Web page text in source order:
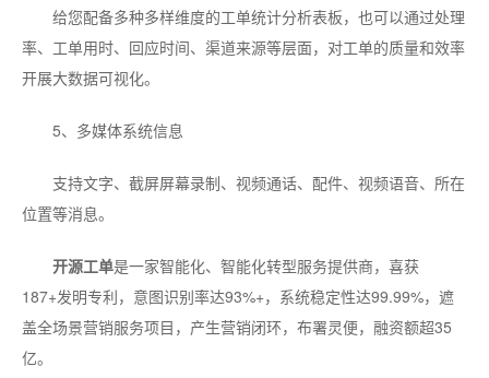
给您配备多种多样维度的工单统计分析表板，也可以通过处理
率、工单用时、回应时间、渠道来源等层面，对工单的质量和效率
开展大数据可视化。
5、多媒体系统信息
支持文字、截屏屏幕录制、视频通话、配件、视频语音、所在
位置等消息。
开源工单是一家智能化、智能化转型服务提供商，喜获
187+发明专利，意图识别率达93%+，系统稳定性达99.99%，遮
盖全场景营销服务项目，产生营销闭环，布署灵便，融资额超35
亿。